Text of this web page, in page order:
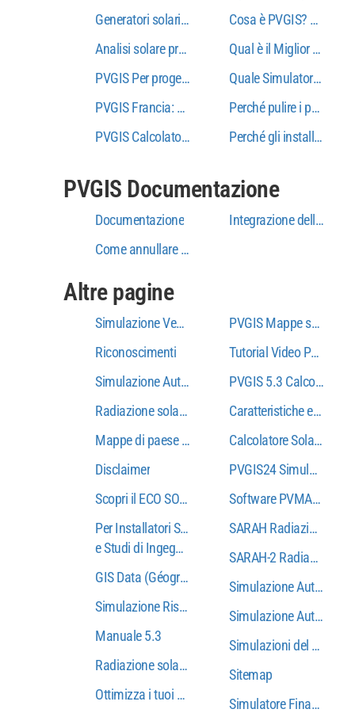
Generatori solari portatili per il backup di
Analisi solare professionale con PVGIS
PVGIS Per progetti solari commerciali:
PVGIS Francia: guida completa per ottimizzare
PVGIS Calcolatore off-grid: dimensionamento
Cosa è PVGIS? La
Qual è il Miglior
Quale Simulatore
Perché pulire i pannelli
Perché gli installatori
PVGIS Documentazione
Documentazione
Come annullare PVGIS Sottoscrizione
Integrazione delle
Altre pagine
Simulazione Vendita Totale in Rete
Riconoscimenti
Simulazione Autonomia + Autoconsumo + Rete
Radiazione solare CM SAF
Mappe di paese e regionali
Disclaimer
Scopri il ECO SOLAR FRIENDLY etichetta !
Per Installatori Solari
e Studi di Ingegneria Solare
GIS Data (GéographatS Informations System
Simulazione Risparmio Bollette Luce
Manuale 5.3
Radiazione solare NSRDB
Ottimizza i tuoi progetti solari oggi con i nostri
PVGIS Mappe solari
Tutorial Video PVGIS:
PVGIS 5.3 Calcolatore
Caratteristiche e
Calcolatore Solare
PVGIS24 Simulazioni
Software PVMAPS:
SARAH Radiazione
SARAH-2 Radiazione
Simulazione
Simulazione
Simulazioni del calcolo
Sitemap
Simulatore Finanziario